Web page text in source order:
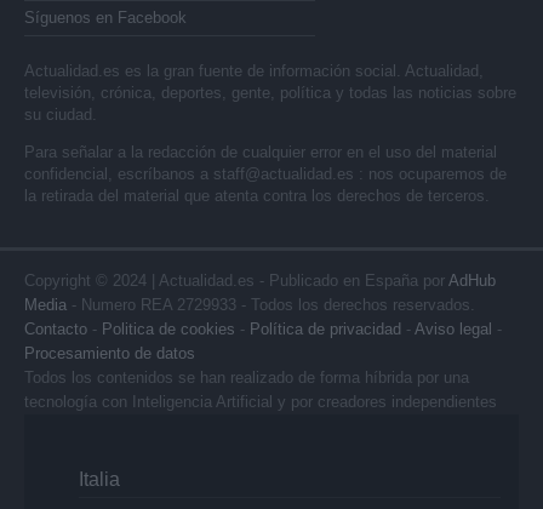
Síguenos en Facebook
Actualidad.es es la gran fuente de información social. Actualidad,
televisión, crónica, deportes, gente, política y todas las noticias sobre
su ciudad.
Para señalar a la redacción de cualquier error en el uso del material
confidencial, escríbanos a staff@actualidad.es : nos ocuparemos de
la retirada del material que atenta contra los derechos de terceros.
Copyright © 2024 | Actualidad.es - Publicado en España por AdHub
Media - Numero REA 2729933 - Todos los derechos reservados.
Contacto - Politica de cookies - Política de privacidad - Aviso legal -
Procesamiento de datos
Todos los contenidos se han realizado de forma híbrida por una
tecnología con Inteligencia Artificial y por creadores independientes
Italia